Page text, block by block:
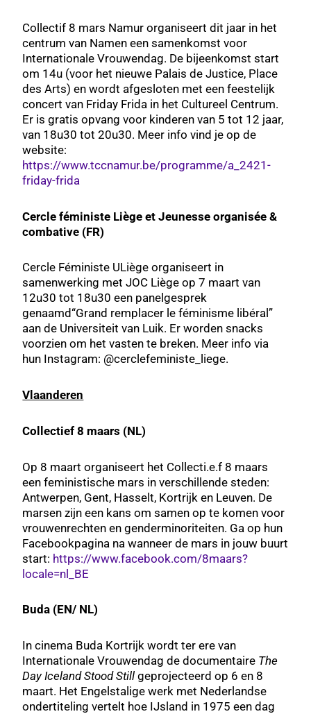
Collectif 8 mars Namur organiseert dit jaar in het
centrum van Namen een samenkomst voor
Internationale Vrouwendag. De bijeenkomst start
om 14u (voor het nieuwe Palais de Justice, Place
des Arts) en wordt afgesloten met een feestelijk
concert van Friday Frida in het Cultureel Centrum.
Er is gratis opvang voor kinderen van 5 tot 12 jaar,
van 18u30 tot 20u30. Meer info vind je op de
website:
https://www.tccnamur.be/programme/a_2421-
friday-frida
Cercle féministe Liège et Jeunesse organisée &
combative (FR)
Cercle Féministe ULiège organiseert in
samenwerking met JOC Liège op 7 maart van
12u30 tot 18u30 een panelgesprek
genaamd“Grand remplacer le féminisme libéral”
aan de Universiteit van Luik. Er worden snacks
voorzien om het vasten te breken. Meer info via
hun Instagram: @cerclefeministe_liege.
Vlaanderen
Collectief 8 maars (NL)
Op 8 maart organiseert het Collecti.e.f 8 maars
een feministische mars in verschillende steden:
Antwerpen, Gent, Hasselt, Kortrijk en Leuven. De
marsen zijn een kans om samen op te komen voor
vrouwenrechten en genderminoriteiten. Ga op hun
Facebookpagina na wanneer de mars in jouw buurt
start: https://www.facebook.com/8maars?
locale=nl_BE
Buda (EN/ NL)
In cinema Buda Kortrijk wordt ter ere van
Internationale Vrouwendag de documentaire The
Day Iceland Stood Still geprojecteerd op 6 en 8
maart. Het Engelstalige werk met Nederlandse
ondertiteling vertelt hoe IJsland in 1975 een dag